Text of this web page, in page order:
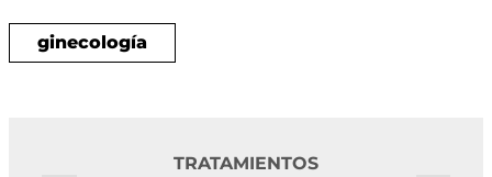
ginecología
TRATAMIENTOS